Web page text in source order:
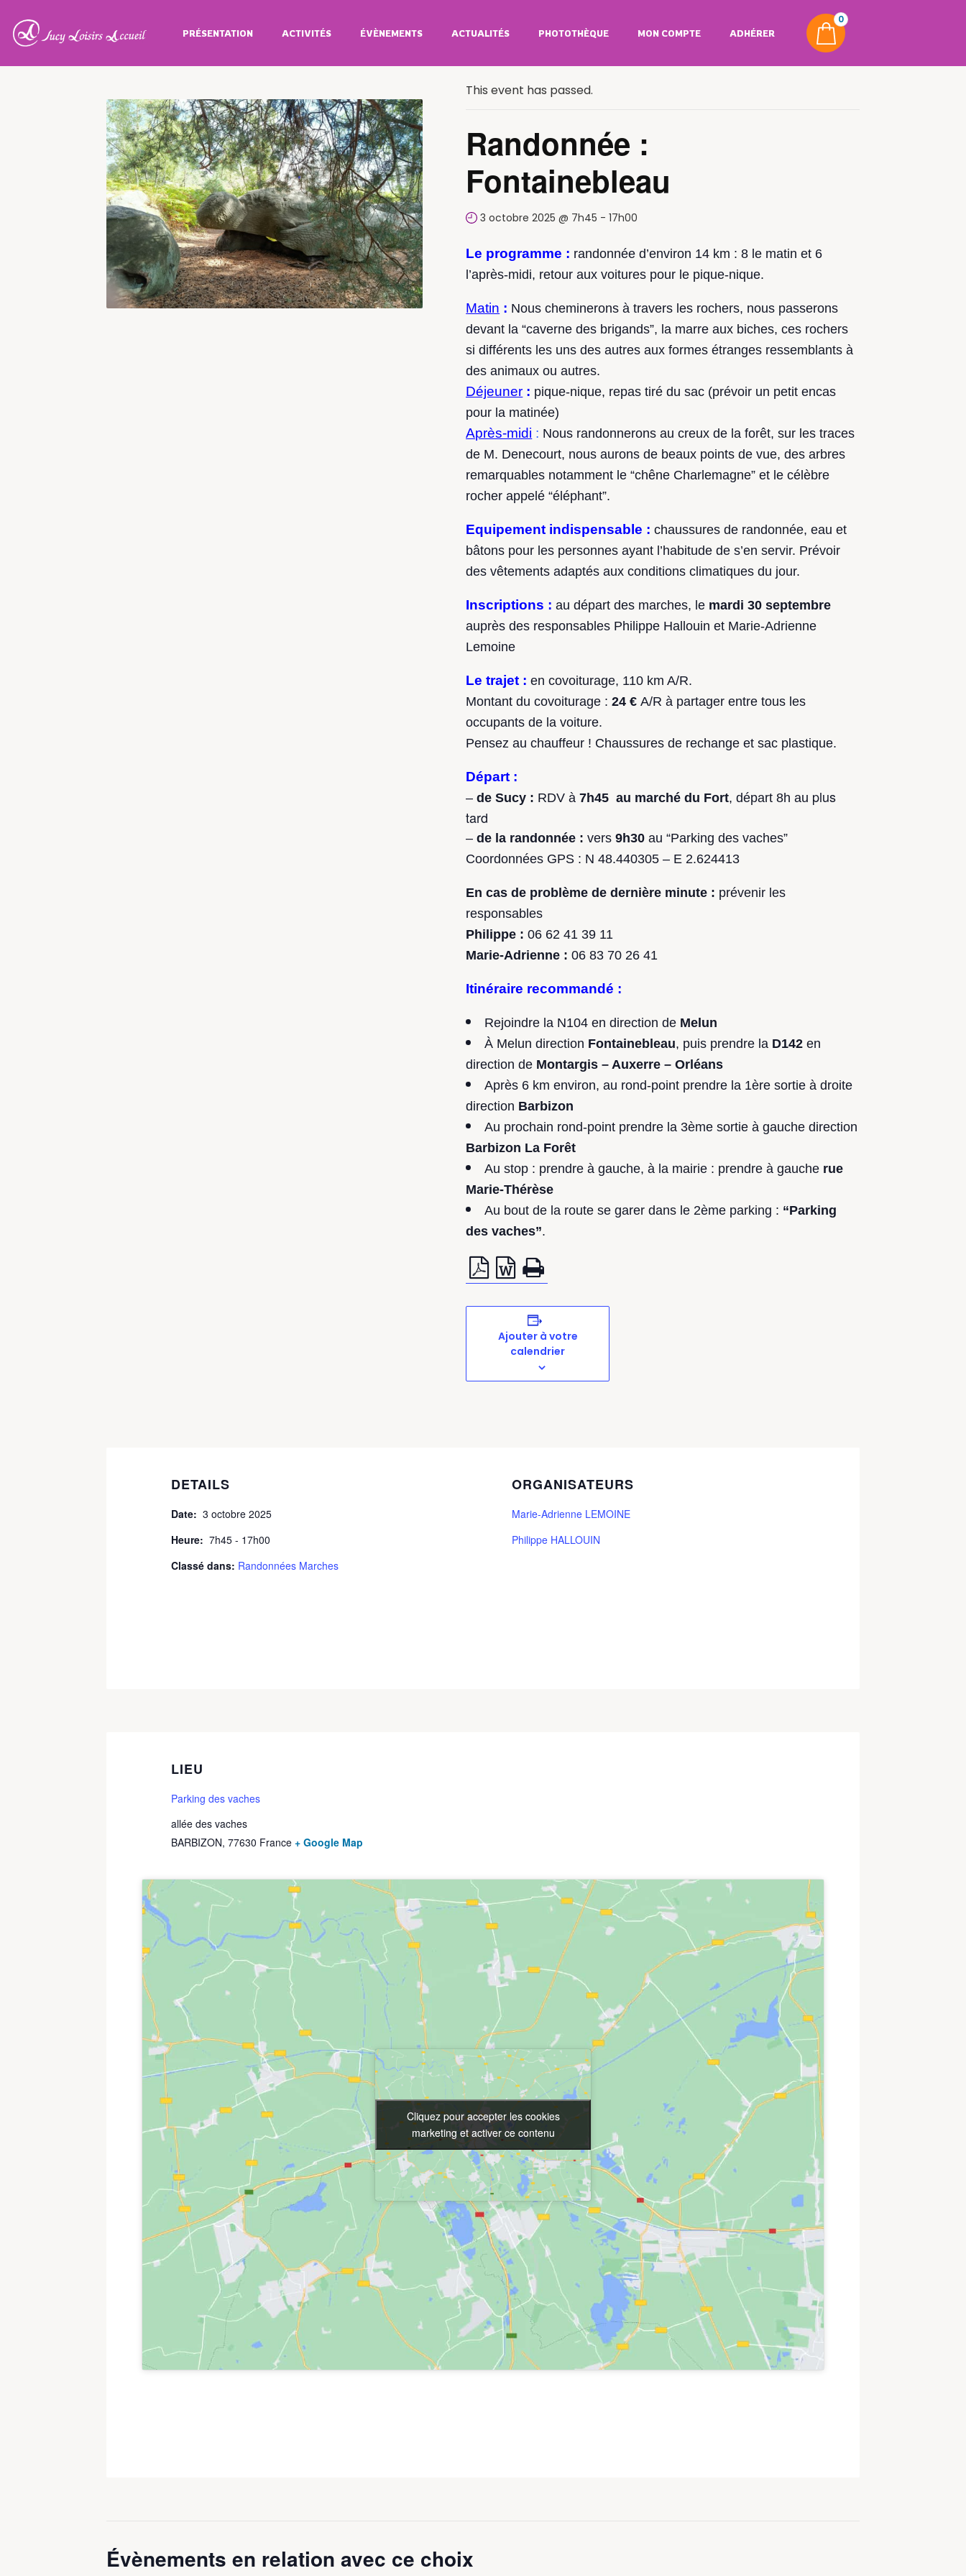
PRÉSENTATION ACTIVITÉS ÉVÈNEMENTS ACTUALITÉS PHOTOTHÈQUE MON COMPTE ADHÉRER
0
This event has passed.
Randonnée :
Fontainebleau
3 octobre 2025 @ 7h45 -17h00
Le programme : randonnée d’environ 14 km : 8 le matin et 6
l’après-midi, retour aux voitures pour le pique-nique.
Matin : Nous cheminerons à travers les rochers, nous passerons
devant la “caverne des brigands”, la marre aux biches, ces rochers
si différents les uns des autres aux formes étranges ressemblants à
des animaux ou autres.
Déjeuner : pique-nique, repas tiré du sac (prévoir un petit encas
pour la matinée)
Après-midi : Nous randonnerons au creux de la forêt, sur les traces
de M. Denecourt, nous auronsde beaux points de vue, des arbres
remarquables notamment le “chêne Charlemagne” et le célèbre
rocher appelé “éléphant”.
Equipement indispensable : chaussures de randonnée, eau et
bâtons pour les personnes ayant l’habitude de s’en servir. Prévoir
des vêtements adaptés aux conditions climatiques du jour.
Inscriptions : au départ des marches, le mardi 30 septembre
auprès des responsables Philippe Hallouin et Marie-Adrienne
Lemoine
Le trajet : en covoiturage, 110 km A/R.
Montant du covoiturage : 24 €A/R à partager entre tous les
occupants de la voiture.
Pensez au chauffeur ! Chaussures de rechange et sac plastique.
Départ :
–de Sucy : RDV à7h45 au marché du Fort, départ 8h au plus
tard
–de la randonnée : vers9h30 au “Parking des vaches”
Coordonnées GPS : N 48.440305 – E 2.624413
En cas de problème de dernière minute : prévenir les
responsables
Philippe :06 62 41 39 11
Marie-Adrienne :06 83 70 26 41
Itinéraire recommandé :
Rejoindre la N104 en direction de Melun
À Melun direction Fontainebleau, puis prendre la D142 en
direction de Montargis – Auxerre – Orléans
Après 6 km environ, au rond-point prendre la 1ère sortie à droite
direction Barbizon
Au prochain rond-point prendre la 3ème sortie à gauche direction
Barbizon La Forêt
Au stop : prendre à gauche, à la mairie : prendre à gauche rue
Marie-Thérèse
Au bout de la route se garer dans le 2ème parking : “Parking
des vaches”.
Ajouter à votre
calendrier
DETAILS
Date: 3 octobre 2025
Heure: 7h45 - 17h00
Classé dans: Randonnées Marches
ORGANISATEURS
Marie-Adrienne LEMOINE
Philippe HALLOUIN
LIEU
Parking des vaches
allée des vaches
BARBIZON, 77630 France + Google Map
Cliquez pour accepter les cookies
marketing et activer ce contenu
Cliquez pour accepter les cookies
marketing et activer ce contenu
Évènements en relation avec ce choix